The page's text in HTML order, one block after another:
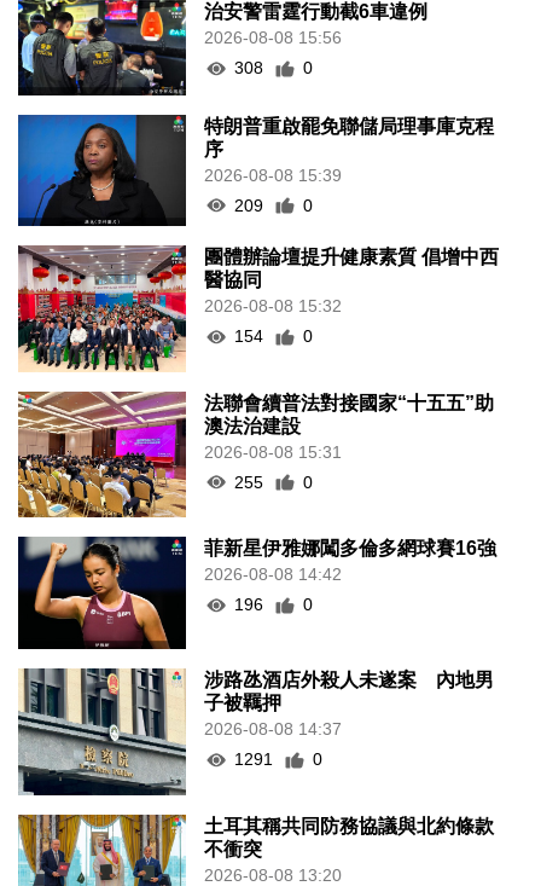
治安警雷霆行動截6車違例
2026-08-08 15:56
308
0
特朗普重啟罷免聯儲局理事庫克程
序
2026-08-08 15:39
209
0
團體辦論壇提升健康素質 倡增中西
醫協同
2026-08-08 15:32
154
0
法聯會續普法對接國家“十五五”助
澳法治建設
2026-08-08 15:31
255
0
菲新星伊雅娜闖多倫多網球賽16強
2026-08-08 14:42
196
0
涉路氹酒店外殺人未遂案 內地男
子被羈押
2026-08-08 14:37
1291
0
土耳其稱共同防務協議與北約條款
不衝突
2026-08-08 13:20